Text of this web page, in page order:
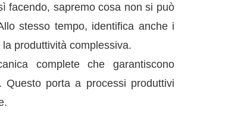
facendo, sapremo cosa non si può
stesso tempo, identifica anche i
produttività complessiva.
complete che garantiscono
Questo porta a processi produttivi